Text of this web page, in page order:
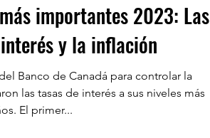
importantes 2023: Las
y la inflación
Banco de Canadá para controlar la
las tasas de interés a sus niveles más
El primer...